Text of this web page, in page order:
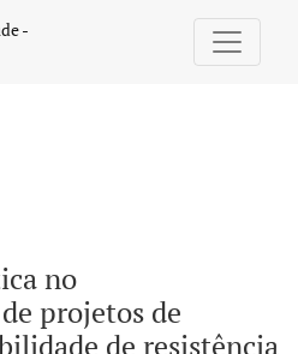
de projetos de
-
no
projetos de
de resistência